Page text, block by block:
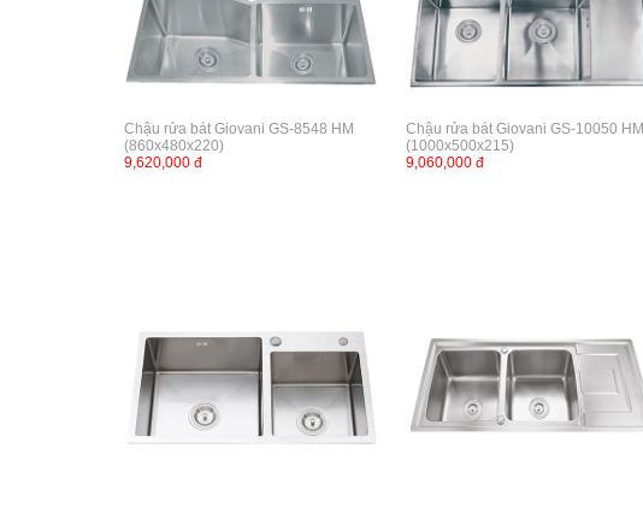
Chậu rửa bát Giovani GS-8548 HM
(860x480x220)
9,620,000 đ
Chậu rửa bát Giovani GS-10050 HM
(1000x500x215)
9,060,000 đ